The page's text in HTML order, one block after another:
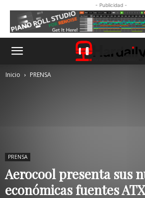
- Publicidad -
Inicio PRENSA
PRENSA
Aerocool presenta sus
económicas fuentes